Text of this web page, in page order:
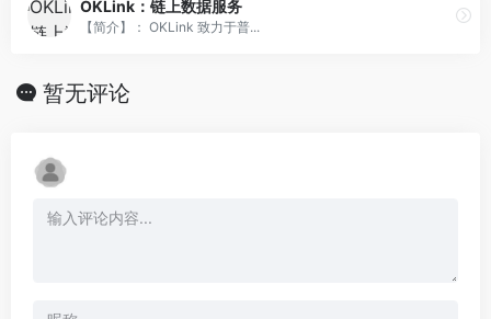
OKLink：链上数据服务
【简介】： OKLink 致力于普...
暂无评论